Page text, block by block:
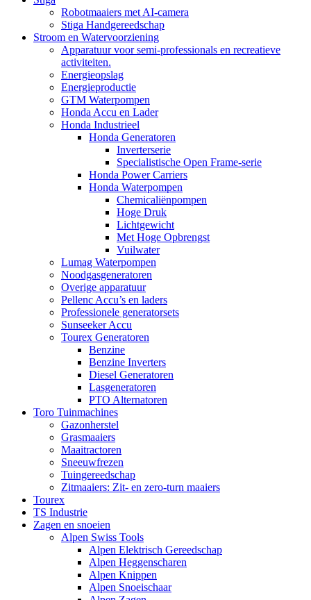
Robotmaaiers met AI-camera
Stiga Handgereedschap
Stroom en Watervoorziening
Apparatuur voor semi-professionals en recreatieve
activiteiten.
Energieopslag
Energieproductie
GTM Waterpompen
Honda Accu en Lader
Honda Industrieel
Honda Generatoren
Inverterserie
Specialistische Open Frame-serie
Honda Power Carriers
Honda Waterpompen
Chemicaliënpompen
Hoge Druk
Lichtgewicht
Met Hoge Opbrengst
Vuilwater
Lumag Waterpompen
Noodgasgeneratoren
Overige apparatuur
Pellenc Accu’s en laders
Professionele generatorsets
Sunseeker Accu
Tourex Generatoren
Benzine
Benzine Inverters
Diesel Generatoren
Lasgeneratoren
PTO Alternatoren
Toro Tuinmachines
Gazonherstel
Grasmaaiers
Maaitractoren
Sneeuwfrezen
Tuingereedschap
Zitmaaiers: Zit- en zero-turn maaiers
Tourex
TS Industrie
Zagen en snoeien
Alpen Swiss Tools
Alpen Elektrisch Gereedschap
Alpen Heggenscharen
Alpen Knippen
Alpen Snoeischaar